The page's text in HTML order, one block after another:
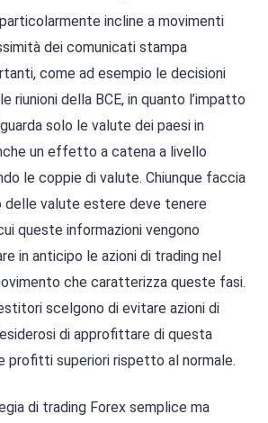
incline a movimenti
dei comunicati stampa
come ad esempio le decisioni
riunioni della BCE, in quanto l’impatto
solo le valute dei paesi in
un effetto a catena a livello
le coppie di valute. Chiunque faccia
delle valute estere deve tenere
queste informazioni vengono
in anticipo le azioni di trading nel
che caratterizza queste fasi.
scelgono di evitare azioni di
di approfittare di questa
profitti superiori rispetto al normale.
di trading Forex semplice ma